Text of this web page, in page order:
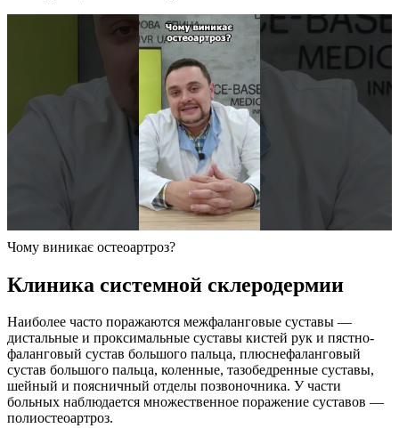
Чому виникає остеоартроз?
Клиника системной склеродермии
Наиболее часто поражаются межфаланговые суставы —
дистальные и проксимальные суставы кистей рук и пястно-
фаланговый сустав большого пальца, плюснефаланговый
сустав большого пальца, коленные, тазобедренные суставы,
шейный и поясничный отделы позвоночника. У части
больных наблюдается множественное поражение суставов —
полиостеоартроз.